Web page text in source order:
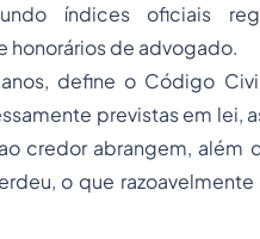
índices oficiais
honorários de advogado.
define o Código
previstas em lei,
credor abrangem, além
o que